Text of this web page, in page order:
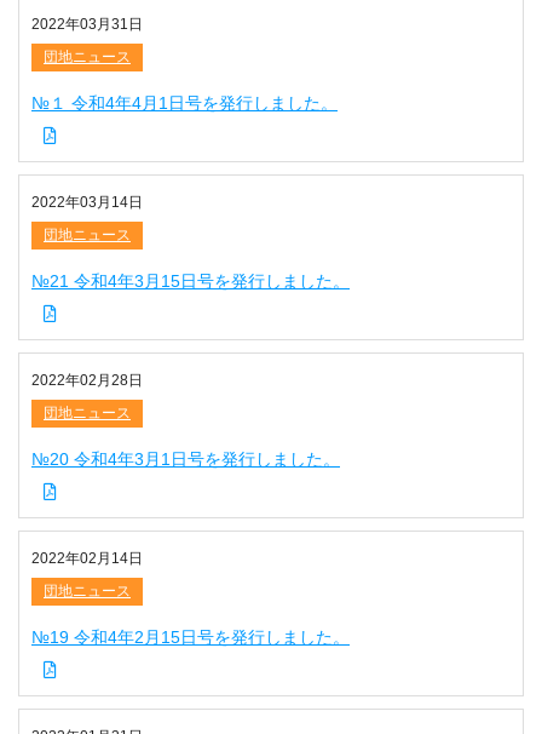
2022年03月31日
団地ニュース
№１ 令和4年4月1日号を発行しました。
2022年03月14日
団地ニュース
№21 令和4年3月15日号を発行しました。
2022年02月28日
団地ニュース
№20 令和4年3月1日号を発行しました。
2022年02月14日
団地ニュース
№19 令和4年2月15日号を発行しました。